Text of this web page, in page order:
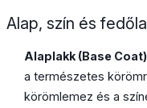
Alap, szín és
Alaplakk (Base
a természetes
körömlemez és a